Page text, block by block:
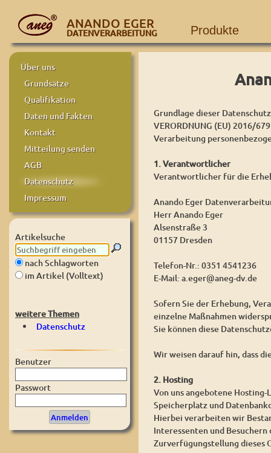
ANANDO EGER
DATENVERARBEITUNG Produkte
Über uns
Grundsätze
Qualifikation
Daten und Fakten
Kontakt
Mitteilung senden
AGB
Datenschutz
Impressum
Artikelsuche
nach Schlagworten
im Artikel (Volltext)
weitere Themen
Datenschutz
Benutzer
Passwort
Grundlage dieser
VERORDNUNG (EU) 2016/
Verarbeitung
1. Verantwortlicher
Verantwortlicher für die
Anando Eger
Herr Anando Eger
Alsenstraße 3
01157 Dresden
Telefon-Nr.: 0351 4541236
E-Mail: a.eger@aneg-dv.de
Sofern Sie der Erhebung,
einzelne Maßnahmen
Sie können diese
Wir weisen darauf hin, dass
2. Hosting
Von uns angebotene
Speicherplatz und
Hierbei verarbeiten wir
Interessenten und
Zurverfügungstellung dieses